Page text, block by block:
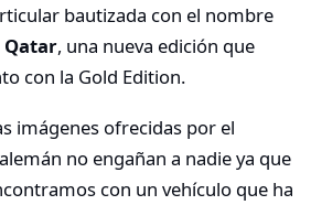
bautizada con el nombre
Qatar, una nueva edición que
con la Gold Edition.
imágenes ofrecidas por el
no engañan a nadie ya que
con un vehículo que ha